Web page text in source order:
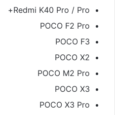
Redmi K40 Pro / Pro+
POCO F2 Pro
POCO F3
POCO X2
POCO M2 Pro
POCO X3
POCO X3 Pro